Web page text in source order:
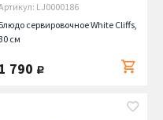
LJ0000186
Блюдо сервировочное White Cliffs,
см
1 790 руб.